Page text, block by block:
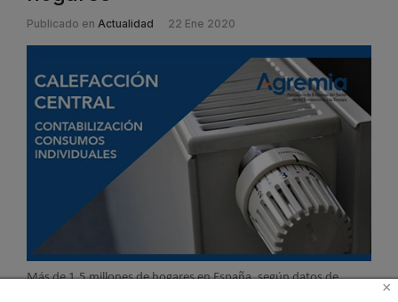
Publicado en Actualidad 22 Ene 2020
Más de 1,5 millones de hogares en España, según datos de
×